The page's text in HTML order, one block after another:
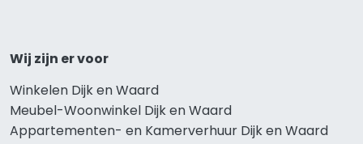
Wij zijn er voor
Winkelen Dijk en Waard
Meubel-Woonwinkel Dijk en Waard
Appartementen- en Kamerverhuur Dijk en Waard